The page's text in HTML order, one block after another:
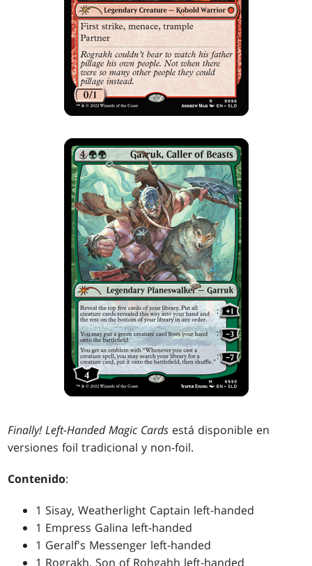
Finally! Left-Handed Magic Cards está disponible en
versiones foil tradicional y non-foil.
Contenido:
1 Sisay, Weatherlight Captain left-handed
1 Empress Galina left-handed
1 Geralf's Messenger left-handed
1 Rograkh, Son of Rohgahh left-handed